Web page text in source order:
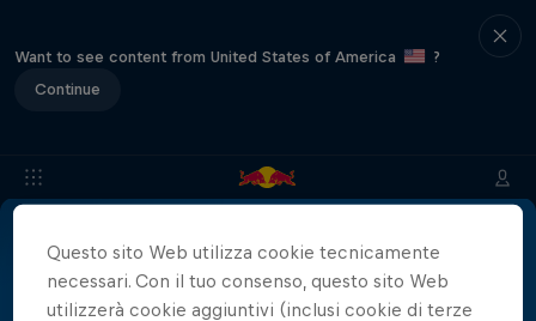
Want to see content from United States of America
?
Continue
Info Location Tuffatori Risultati Storia
Questo sito Web utilizza cookie tecnicamente
necessari. Con il tuo consenso, questo sito Web
utilizzerà cookie aggiuntivi (inclusi cookie di terze